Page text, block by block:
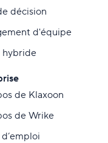
décision
d'équipe
hybride
de Klaxoon
de Wrike